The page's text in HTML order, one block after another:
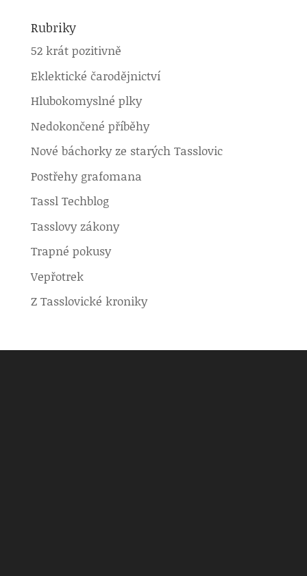
Rubriky
52 krát pozitivně
Eklektické čarodějnictví
Hlubokomyslné plky
Nedokončené příběhy
Nové báchorky ze starých Tasslovic
Postřehy grafomana
Tassl Techblog
Tasslovy zákony
Trapné pokusy
Vepřotrek
Z Tasslovické kroniky